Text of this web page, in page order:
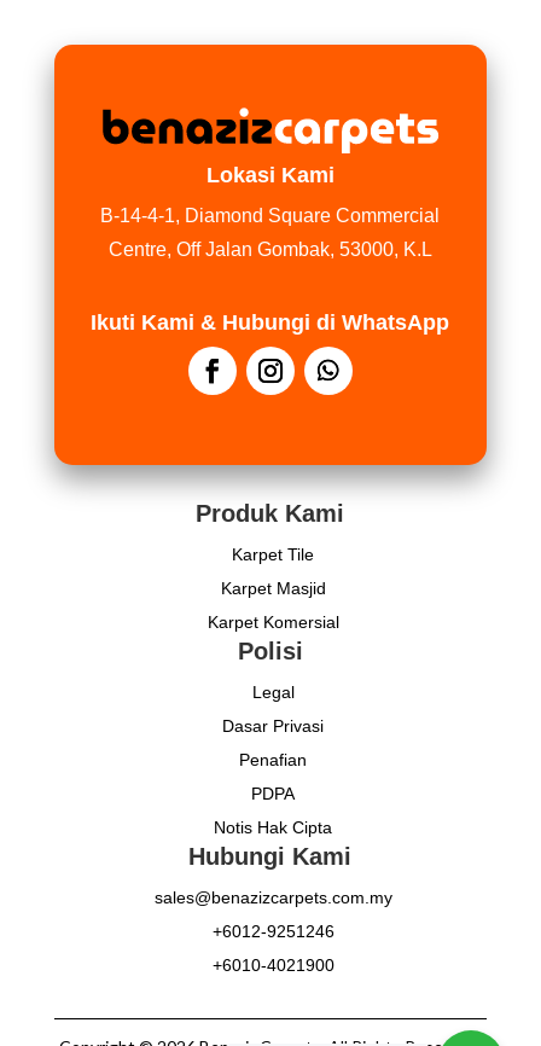
Lokasi Kami
B-14-4-1, Diamond Square Commercial
Centre, Off Jalan Gombak, 53000, K.L
Ikuti Kami & Hubungi di WhatsApp
Produk Kami
Karpet Tile
Karpet Masjid
Karpet Komersial
Polisi
Legal
Dasar Privasi
Penafian
PDPA
Notis Hak Cipta
Hubungi Kami
sales@benazizcarpets.com.my
+6012-9251246
+6010-4021900